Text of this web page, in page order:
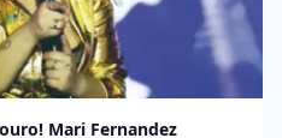
Mari Fernandez